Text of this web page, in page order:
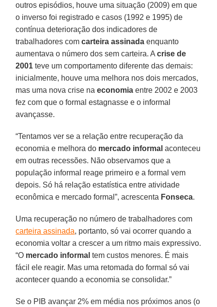
outros episódios, houve uma situação (2009) em que
o inverso foi registrado e casos (1992 e 1995) de
contínua deterioração dos indicadores de
trabalhadores comcarteira assinada enquanto
aumentava o número dos sem carteira. Acrise de
2001 teve um comportamento diferente das demais:
inicialmente, houve uma melhora nos dois mercados,
mas uma nova crise naeconomia entre 2002 e 2003
fez com que o formal estagnasse e o informal
avançasse.
“Tentamos ver se a relação entre recuperação da
economia e melhora do mercado informal aconteceu
em outras recessões. Não observamos que a
população informal reage primeiro e a formal vem
depois. Só há relação estatística entre atividade
econômica e mercado formal”, acrescenta Fonseca.
Uma recuperação no número de trabalhadores com
carteira assinada, portanto, só vai ocorrer quando a
economia voltar a crescer a um ritmo mais expressivo.
“O mercado informal tem custos menores. É mais
fácil ele reagir. Mas uma retomada do formal só vai
acontecer quando a economia se consolidar.”
Se o PIB avançar 2% em média nos próximos anos (o